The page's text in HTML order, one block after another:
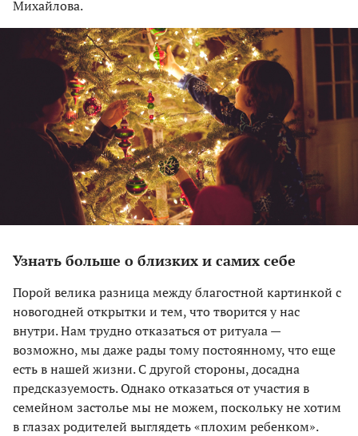
Михайлова.
Узнать больше о близких и самих себе
Порой велика разница между благостной картинкой с
новогодней открытки и тем, что творится у нас
внутри. Нам трудно отказаться от ритуала —
возможно, мы даже рады тому постоянному, что еще
есть в нашей жизни. С другой стороны, досадна
предсказуемость. Однако отказаться от участия в
семейном застолье мы не можем, поскольку не хотим
в глазах родителей выглядеть «плохим ребенком».